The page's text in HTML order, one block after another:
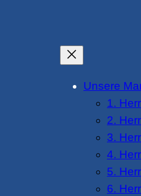
Unsere
1.
2.
3.
4.
5.
6.